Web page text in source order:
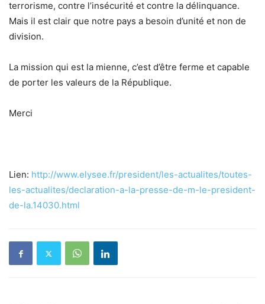
terrorisme, contre l’insécurité et contre la délinquance.
Mais il est clair que notre pays a besoin d’unité et non de
division.
La mission qui est la mienne, c’est d’être ferme et capable
de porter les valeurs de la République.
Merci
Lien: http://www.elysee.fr/president/les-actualites/toutes-
les-actualites/declaration-a-la-presse-de-m-le-president-
de-la.14030.html